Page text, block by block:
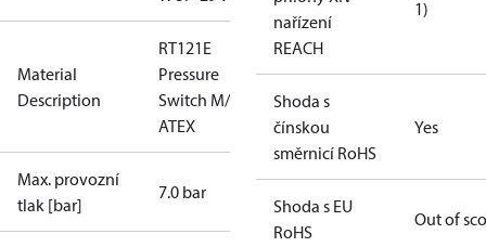
Material
Description
RT121E
Pressure
Switch M/15
ATEX
Max. provozní
tlak [bar]
7.0 bar
nařízení
REACH
1)
Shoda s
čínskou
směrnicí RoHS
Yes
Shoda s EU
RoHS
Out of